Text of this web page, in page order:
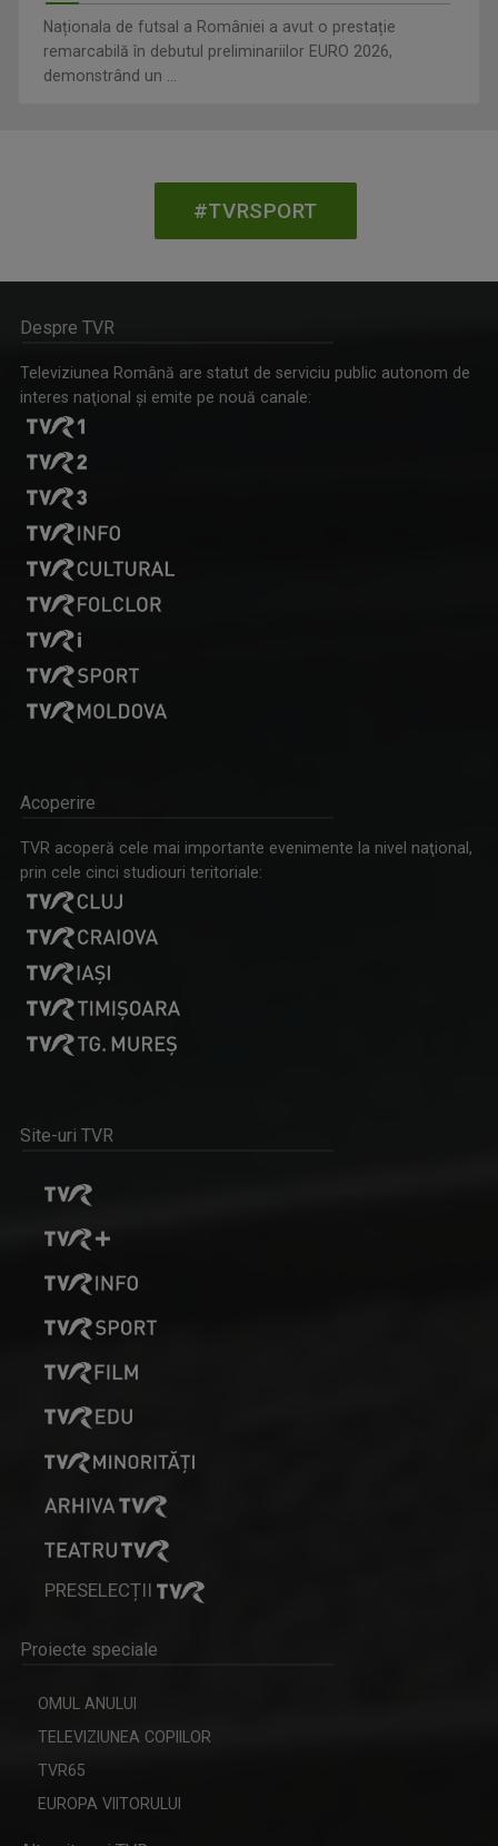
Naționala de futsal a României a avut o prestație
remarcabilă în debutul preliminariilor EURO 2026,
demonstrând un ...
#TVRSPORT
Despre TVR
Televiziunea Română are statut de serviciu public autonom de
interes naţional şi emite pe nouă canale:
Acoperire
TVR acoperă cele mai importante evenimente la nivel naţional,
prin cele cinci studiouri teritoriale:
Site-uri TVR
PRESELECȚII
Proiecte speciale
OMUL ANULUI
TELEVIZIUNEA COPIILOR
TVR65
EUROPA VIITORULUI